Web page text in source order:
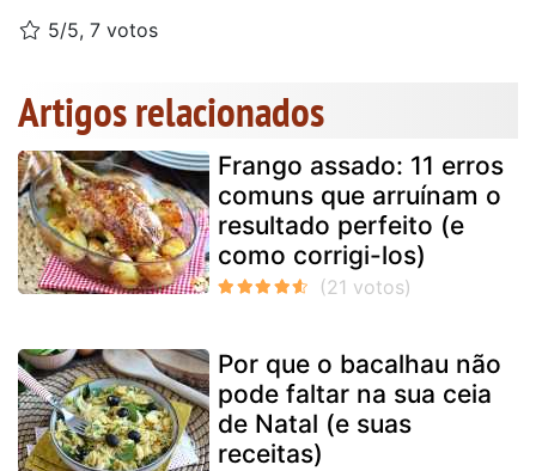
5/5, 7 votos
Artigos relacionados
Frango assado: 11 erros
comuns que arruínam o
resultado perfeito (e
como corrigi-los)
Por que o bacalhau não
pode faltar na sua ceia
de Natal (e suas
receitas)